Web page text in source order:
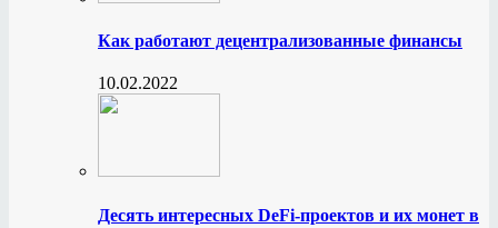
Как работают децентрализованные финансы
10.02.2022
Десять интересных DeFi-проектов и их монет в